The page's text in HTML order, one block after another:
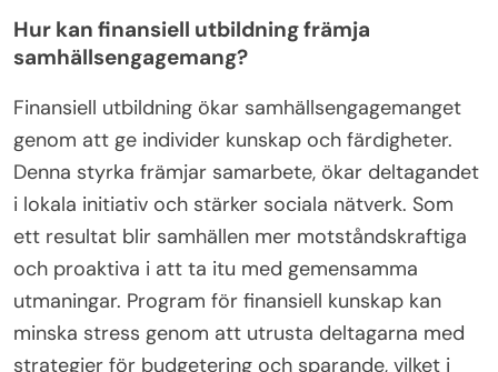
Hur kan finansiell utbildning främja
samhällsengagemang?
Finansiell utbildning ökar samhällsengagemanget
genom att ge individer kunskap och färdigheter.
Denna styrka främjar samarbete, ökar deltagandet
i lokala initiativ och stärker sociala nätverk. Som
ett resultat blir samhällen mer motståndskraftiga
och proaktiva i att ta itu med gemensamma
utmaningar. Program för finansiell kunskap kan
minska stress genom att utrusta deltagarna med
strategier för budgetering och sparande, vilket i